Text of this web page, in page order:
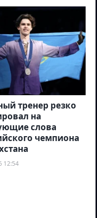
тренер резко
на
слова
чемпиона
12:54